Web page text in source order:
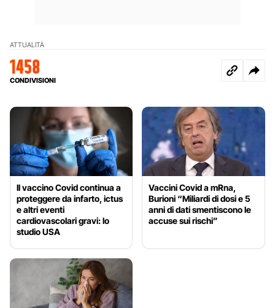
ATTUALITÀ
1458
CONDIVISIONI
Il vaccino Covid continua a
proteggere da infarto, ictus
e altri eventi
cardiovascolari gravi: lo
studio USA
Vaccini Covid a mRna,
Burioni “Miliardi di dosi e 5
anni di dati smentiscono le
accuse sui rischi”